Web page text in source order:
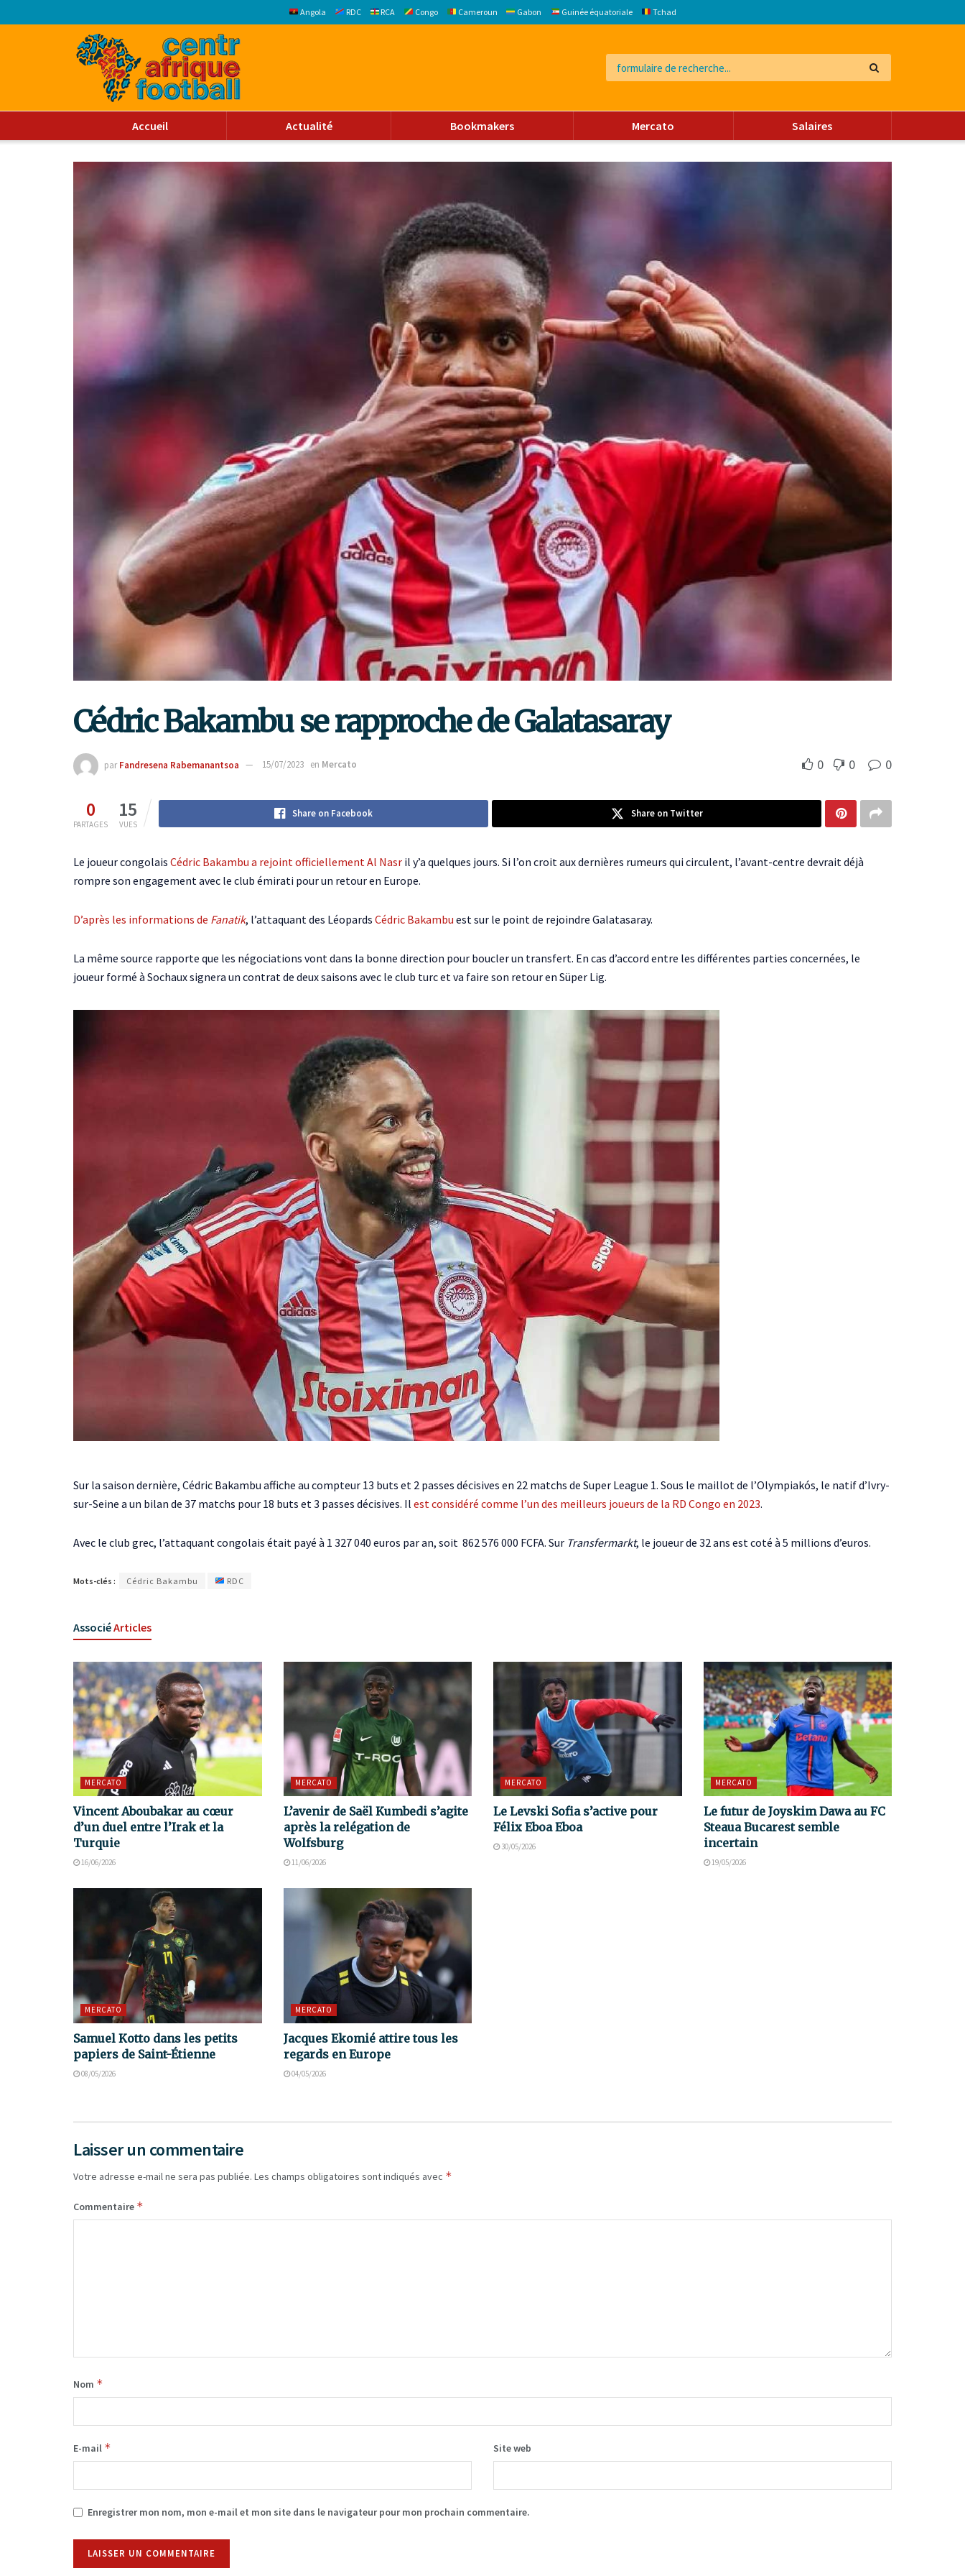
Angola RDC RCA Congo Cameroun Gabon Guinée équatoriale Tchad
Accueil Actualité Bookmakers Mercato Salaires
Cédric Bakambu se rapproche de Galatasaray
par Fandresena Rabemanantsoa 15/07/2023 en Mercato 0 0 0
0
PARTAGES
15
VUES
Share on Facebook Share on Twitter
Le joueur congolais Cédric Bakambu a rejoint officiellement Al Nasr il y’a quelques jours. Si l’on croit aux dernières rumeurs qui circulent, l’avant-centre devrait déjà
rompre son engagement avec le club émirati pour un retour en Europe.
D’après les informations de Fanatik, l’attaquant des Léopards Cédric Bakambu est sur le point de rejoindre Galatasaray.
La même source rapporte que les négociations vont dans la bonne direction pour boucler un transfert. En cas d’accord entre les différentes parties concernées, le
joueur formé à Sochaux signera un contrat de deux saisons avec le club turc et va faire son retour en Süper Lig.
Sur la saison dernière, Cédric Bakambu affiche au compteur 13 buts et 2 passes décisives en 22 matchs de Super League 1. Sous le maillot de l’Olympiakós, le natif d’Ivry-
sur-Seine a un bilan de 37 matchs pour 18 buts et 3 passes décisives. Il est considéré comme l’un des meilleurs joueurs de la RD Congo en 2023.
Avec le club grec, l’attaquant congolais était payé à 1 327 040 euros par an, soit 862 576 000 FCFA. Sur Transfermarkt, le joueur de 32 ans est coté à 5 millions d’euros.
Mots-clés : Cédric Bakambu RDC
AssociéArticles
MERCATO
Vincent Aboubakar au cœur
d’un duel entre l’Irak et la
Turquie
16/06/2026
MERCATO
L’avenir de Saël Kumbedi s’agite
après la relégation de
Wolfsburg
11/06/2026
MERCATO
Le Levski Sofia s’active pour
Félix Eboa Eboa
30/05/2026
MERCATO
Le futur de Joyskim Dawa au FC
Steaua Bucarest semble
incertain
19/05/2026
MERCATO
Samuel Kotto dans les petits
papiers de Saint-Étienne
08/05/2026
MERCATO
Jacques Ekomié attire tous les
regards en Europe
04/05/2026
Laisser un commentaire
Votre adresse e-mail ne sera pas publiée. Les champs obligatoires sont indiqués avec *
Commentaire *
Nom *
E-mail * Site web
Enregistrer mon nom, mon e-mail et mon site dans le navigateur pour mon prochain commentaire.